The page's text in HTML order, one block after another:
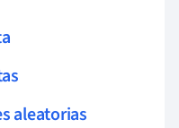
aleatorias